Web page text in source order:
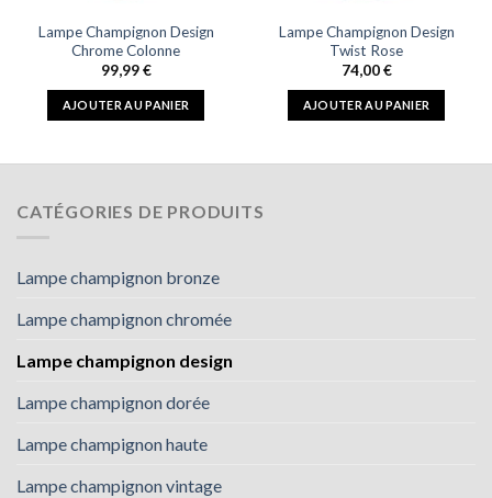
Lampe Champignon Design
Chrome Colonne
99,99€
AJOUTER AU PANIER
Lampe Champignon Design
Twist Rose
74,00€
AJOUTER AU PANIER
CATÉGORIES DE PRODUITS
Lampe champignon bronze
Lampe champignon chromée
Lampe champignon design
Lampe champignon dorée
Lampe champignon haute
Lampe champignon vintage